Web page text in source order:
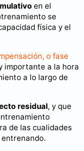
en el
se
física y el
o fase
importante a la hora
a lo largo de
residual, y que
de las cualidades